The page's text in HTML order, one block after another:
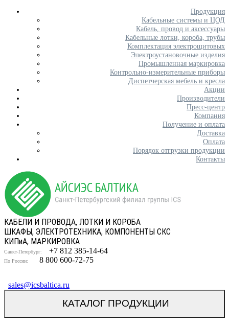
Продукция
Кабельные системы и ЦОД
Кабель, провод и аксессуары
Кабельные лотки, короба, трубы
Комплектация электрощитовых
Электроустановочные изделия
Промышленная маркировка
Контрольно-измерительные приборы
Диспетчерская мебель и кресла
Акции
Производители
Пресс-центр
Компания
Получение и оплата
Доставка
Оплата
Порядок отгрузки продукции
Контакты
КАБЕЛИ И ПРОВОДА, ЛОТКИ И КОРОБА
ШКАФЫ, ЭЛЕКТРОТЕХНИКА, КОМПОНЕНТЫ СКС
КИПиА, МАРКИРОВКА
Санкт-Петербург: +7 812 385-14-64
По России: 8 800 600-72-75
sales@icsbaltica.ru
КАТАЛОГ ПРОДУКЦИИ